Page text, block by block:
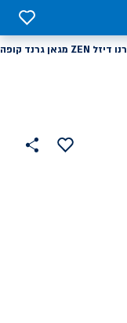
0
רנו דיזל ZEN מגאן גרנד קופה
הוסף
למועדפים